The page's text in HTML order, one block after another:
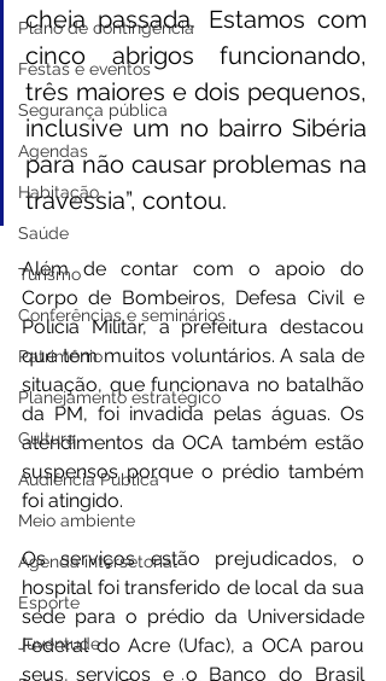
Plano de contingência
Festas e eventos
Segurança pública
Agendas
Habitação
Saúde
Turismo
Conferências e seminários
Patrimônio
Planejamento estratégico
Cultura
Audiência Pública
Meio ambiente
Agenda intersetorial
Esporte
Juventude
cheia passada. Estamos com
cinco abrigos funcionando,
três maiores e dois pequenos,
inclusive um no bairro Sibéria
para não causar problemas na
travessia”, contou.
Além de contar com o apoio do
Corpo de Bombeiros, Defesa Civil e
Polícia Militar, a prefeitura destacou
que tem muitos voluntários. A sala de
situação, que funcionava no batalhão
da PM, foi invadida pelas águas. Os
atendimentos da OCA também estão
suspensos porque o prédio também
foi atingido.
Os serviços estão prejudicados, o
hospital foi transferido de local da sua
sede para o prédio da Universidade
Federal do Acre (Ufac), a OCA parou
seus serviços e o Banco do Brasil